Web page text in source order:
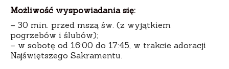
Możliwość wyspowiadania się:
– 30 min. przed mszą św. (z wyjątkiem
pogrzebów i ślubów);
– w sobotę od 16:00 do 17:45, w trakcie adoracji
Najświętszego Sakramentu.